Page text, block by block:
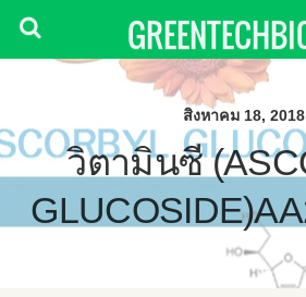
สิงหาคม 18, 2018
วิตามินซี